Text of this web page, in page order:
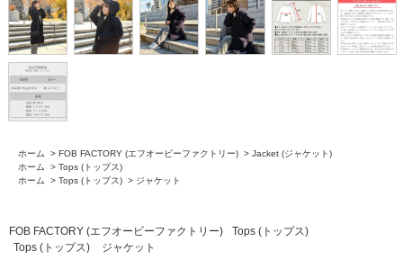
ホーム > FOB FACTORY (エフオービーファクトリー) > Jacket (ジャケット)
ホーム
> Tops (トップス)
ホーム
> Tops (トップス) > ジャケット
FOB FACTORY (エフオービーファクトリー)
Tops (トップス)
Tops (トップス)
ジャケット